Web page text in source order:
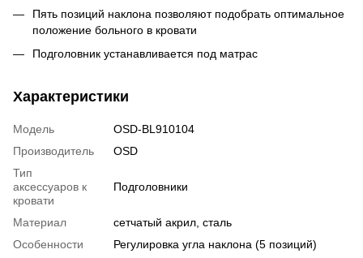
Пять позиций наклона позволяют подобрать оптимальное
положение больного в кровати
Подголовник устанавливается под матрас
Характеристики
Модель
OSD-BL910104
Производитель
OSD
Тип
аксессуаров к
кровати
Подголовники
Материал сетчатый акрил сталь
Особенности
Регулировка угла наклона (5 позиций)